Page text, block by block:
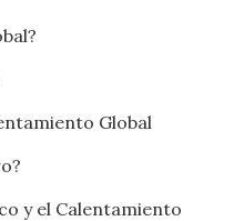
Global
y el Calentamiento